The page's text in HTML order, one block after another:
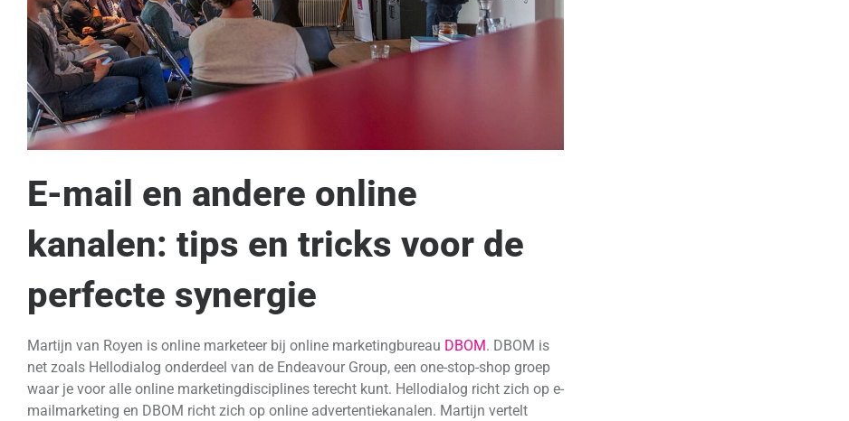
E-mail en andere online
kanalen: tips en tricks voor de
perfecte synergie
Martijn van Royen is online marketeer bij online marketingbureau DBOM. DBOM is
net zoals Hellodialog onderdeel van de Endeavour Group, een one-stop-shop groep
waar je voor alle online marketingdisciplines terecht kunt. Hellodialog richt zich op e-
mailmarketing en DBOM richt zich op online advertentiekanalen. Martijn vertelt